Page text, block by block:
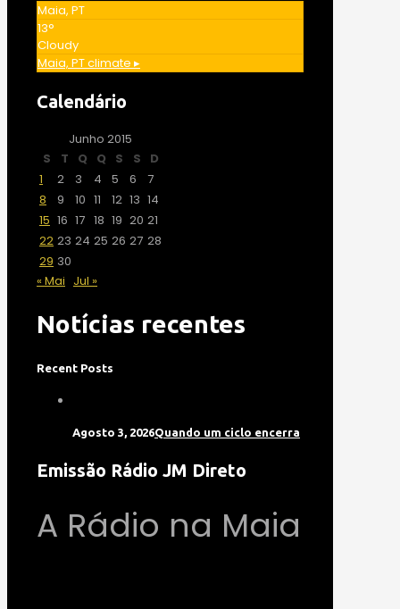
Maia, PT
13°
Cloudy
Maia, PTclimate ▸
Calendário
Junho 2015
S
T Q Q S S
D
1
2 3 4 5 6
7
8
9 10 11 12 13 14
15 16 17 18 19 20 21
22 23 24 25 26 27 28
29 30
« Mai Jul »
Notícias recentes
Recent Posts
Agosto 3, 2026Quando um ciclo encerra
Emissão Rádio JM Direto
A Rádio na Maia